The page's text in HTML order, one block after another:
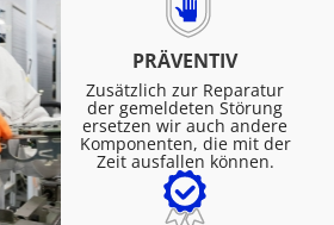
PRÄVENTIV
Zusätzlich zur Reparatur
der gemeldeten Störung
ersetzen wir auch andere
Komponenten, die mit der
Zeit ausfallen können.